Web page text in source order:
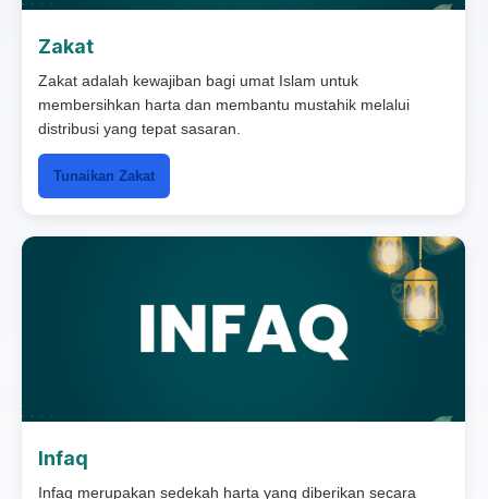
Zakat
Zakat adalah kewajiban bagi umat Islam untuk
membersihkan harta dan membantu mustahik melalui
distribusi yang tepat sasaran.
Tunaikan Zakat
Infaq
Infaq merupakan sedekah harta yang diberikan secara